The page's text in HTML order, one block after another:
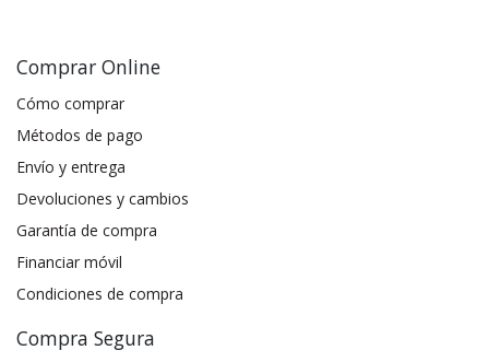
Comprar Online
Cómo comprar
Métodos de pago
Envío y entrega
Devoluciones y cambios
Garantía de compra
Financiar móvil
Condiciones de compra
Compra Segura